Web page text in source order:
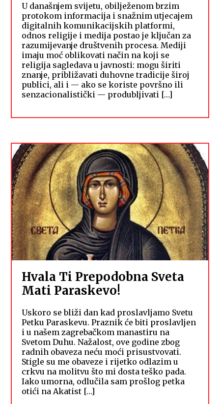
U današnjem svijetu, obilježenom brzim
protokom informacija i snažnim utjecajem
digitalnih komunikacijskih platformi,
odnos religije i medija postao je ključan za
razumijevanje društvenih procesa. Mediji
imaju moć oblikovati način na koji se
religija sagledava u javnosti: mogu širiti
znanje, približavati duhovne tradicije široj
publici, ali i — ako se koriste površno ili
senzacionalistički — produbljivati […]
Hvala Ti Prepodobna Sveta
Mati Paraskevo!
Uskoro se bliži dan kad proslavljamo Svetu
Petku Paraskevu. Praznik će biti proslavljen
i u našem zagrebačkom manastiru na
Svetom Duhu. Nažalost, ove godine zbog
radnih obaveza neću moći prisustvovati.
Stigle su me obaveze i rijetko odlazim u
crkvu na molitvu što mi dosta teško pada.
Iako umorna, odlučila sam prošlog petka
otići na Akatist […]